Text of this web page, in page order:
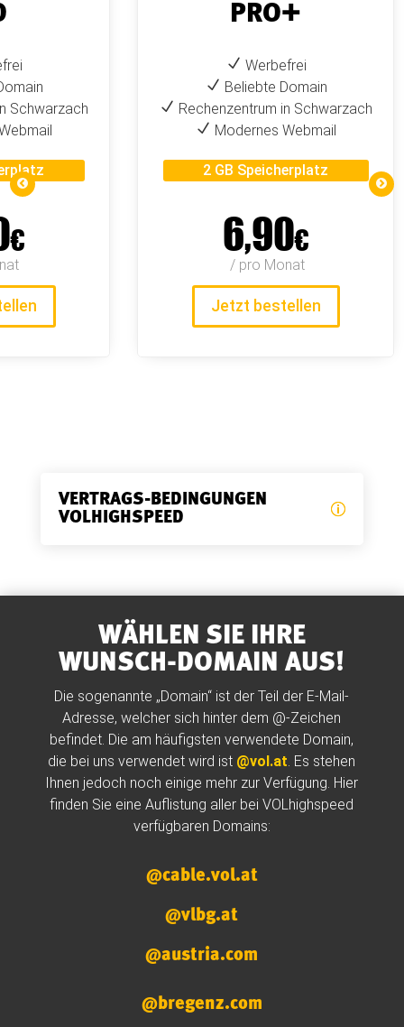
Schwarzach
€
PRO+
N Werbefrei
N Beliebte Domain
N Rechenzentrum in Schwarzach
N Modernes Webmail
2 GB Speicherplatz
6,90€
/ pro Monat
Jetzt bestellen
VERTRAGS-BEDINGUNGEN
VOLHIGHSPEED
WÄHLEN SIE IHRE
WUNSCH-DOMAIN AUS!
Die sogenannte „Domain“ ist der Teil der E-Mail-
Adresse, welcher sich hinter dem @-Zeichen
befindet. Die am häufigsten verwendete Domain,
die bei uns verwendet wird ist @vol.at . Es stehen
Ihnen jedoch noch einige mehr zur Verfügung. Hier
finden Sie eine Auflistung aller bei VOLhighspeed
verfügbaren Domains:
@cable.vol.at
@vlbg.at
@austria.com
@bregenz.com